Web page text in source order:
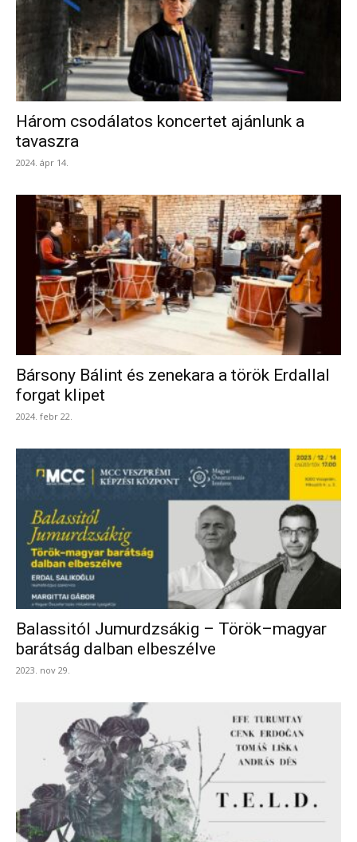
Három csodálatos koncertet ajánlunk a
tavaszra
2024. ápr 14.
Bársony Bálint és zenekara a török Erdallal
forgat klipet
2024. febr 22.
Balassitól Jumurdzsákig – Török–magyar
barátság dalban elbeszélve
2023. nov 29.